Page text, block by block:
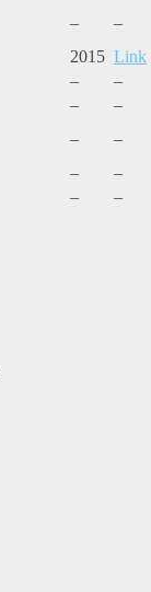
–
–
2015 Link
–
–
–
–
–
–
–
–
– –